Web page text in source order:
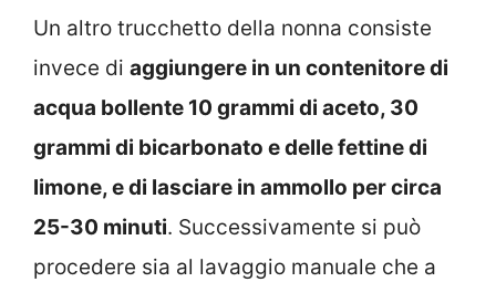
Un altro trucchetto della nonna consiste
invece di aggiungere in un contenitore di
acqua bollente 10 grammi di aceto, 30
grammi di bicarbonato e delle fettine di
limone, e di lasciare in ammollo per circa
25-30 minuti. Successivamente si può
procedere sia al lavaggio manuale che a